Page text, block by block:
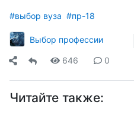
#выбор вуза #пр-18
Выбор профессии
646 0
Читайте также: